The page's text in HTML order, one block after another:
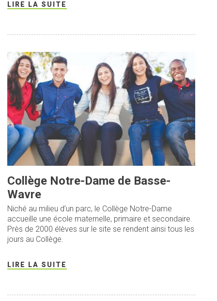
LIRE LA SUITE
Collège Notre-Dame de Basse-
Wavre
Niché au milieu d’un parc, le Collège Notre-Dame
accueille une école maternelle, primaire et secondaire.
Près de 2000 élèves sur le site se rendent ainsi tous les
jours au Collège.
LIRE LA SUITE